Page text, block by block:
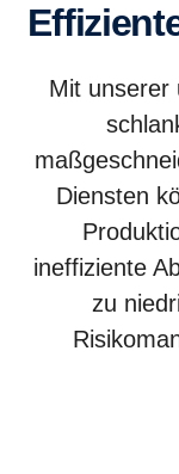
Mit unserer
Diensten
ineffiziente
zu